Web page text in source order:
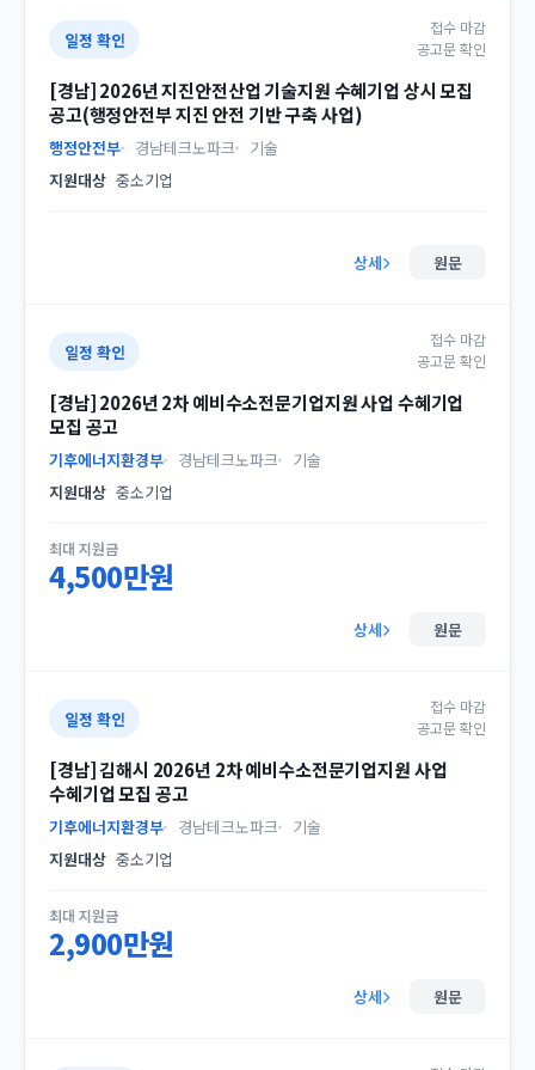
일정 확인
[경남] 2026년 지진안전산업 기술지원 수혜기업 상시 모집
공고(행정안전부 지진 안전 기반 구축 사업)
행정안전부 경남테크노파크
기술
지원대상 중소기업
접수 마감
공고문 확인
상세 원문
일정 확인
[경남] 2026년 2차 예비수소전문기업지원 사업 수혜기업
모집 공고
기후에너지환경부 경남테크노파크
기술
지원대상 중소기업
최대 지원금
4,500만원
접수 마감
공고문 확인
상세 원문
일정 확인
[경남] 김해시 2026년 2차 예비수소전문기업지원 사업
수혜기업 모집 공고
기후에너지환경부 경남테크노파크
기술
지원대상 중소기업
최대 지원금
2,900만원
접수 마감
공고문 확인
상세 원문